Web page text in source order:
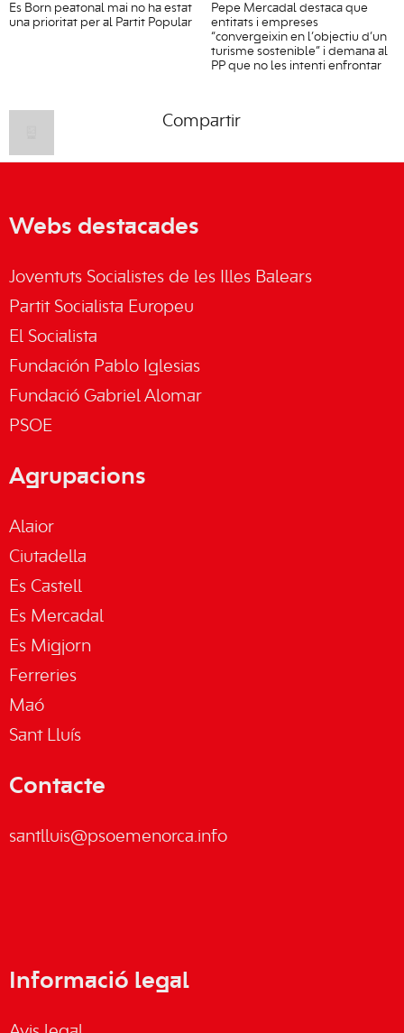
Es Born peatonal mai no ha estat
una prioritat per al Partit Popular
Pepe Mercadal destaca que
entitats i empreses
“convergeixin en l’objectiu d’un
turisme sostenible” i demana al
PP que no les intenti enfrontar
Compartir
Webs destacades
Joventuts Socialistes de les Illes Balears
Partit Socialista Europeu
El Socialista
Fundación Pablo Iglesias
Fundació Gabriel Alomar
PSOE
Agrupacions
Alaior
Ciutadella
Es Castell
Es Mercadal
Es Migjorn
Ferreries
Maó
Sant Lluís
Contacte
santlluis@psoemenorca.info
Informació legal